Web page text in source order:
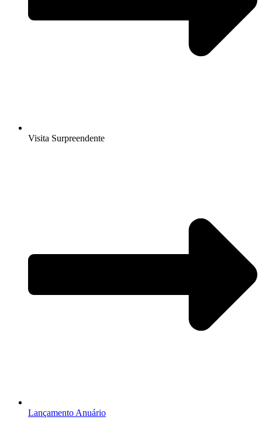
Visita Surpreendente
Lançamento Anuário